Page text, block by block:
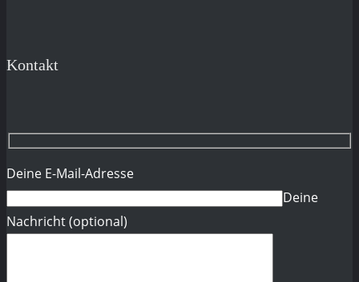
Kontakt
Deine E-Mail-Adresse
Deine
Nachricht (optional)